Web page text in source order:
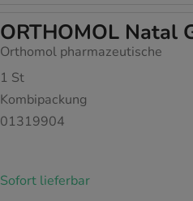
ORTHOMOL Natal
Orthomol pharmazeutische
1 St
Kombipackung
01319904
Sofort lieferbar